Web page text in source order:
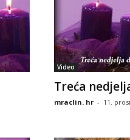
Video
Treća
mraclin. hr - 11.